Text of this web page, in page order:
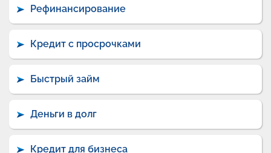
Рефинансирование
Кредит с просрочками
Быстрый займ
Деньги в долг
Кредит для бизнеса